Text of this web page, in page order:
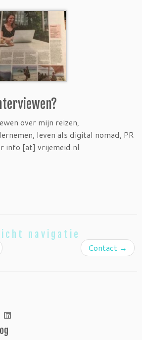
over mijn reizen,
leven als digital nomad, PR
info [at] vrijemeid.nl
navigatie
Contact →